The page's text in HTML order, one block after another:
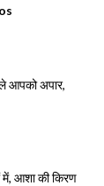
आपको अपार,
आशा की किरण